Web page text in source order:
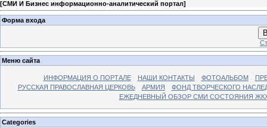
[СМИ И Бизнес информационно-аналитический портал]
Форма входа
Меню сайта
ИНФОРМАЦИЯ О ПОРТАЛЕ НАШИ КОНТАКТЫ ФОТОАЛЬБОМ
РУССКАЯ ПРАВОСЛАВНАЯ ЦЕРКОВЬ
АРМИЯ
ФОНД ТВОРЧЕСКОГО
ЕЖЕДНЕВНЫЙ ОБЗОР СМИ СОСТОЯНИЯ
Categories